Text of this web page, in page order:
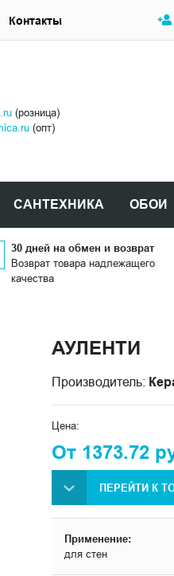
(розница)
(опт)
Контакты
САНТЕХНИКА ОБОИ
30 дней на обмен и возврат
Возврат товара надлежащего
качества
АУЛЕНТИ
Производитель:
Цена:
От 1373.72
ПЕРЕЙТИ К
Применение:
для стен